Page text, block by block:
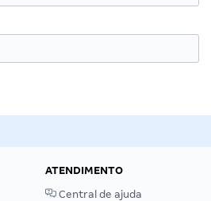
ATENDIMENTO
Central de ajuda